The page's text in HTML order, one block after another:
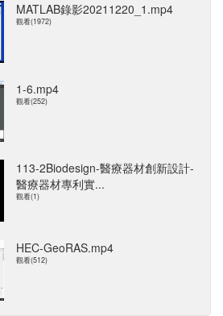
MATLAB錄影20211220_1.mp4
觀看(1972)
1-6.mp4
觀看(252)
113-2Biodesign-醫療器材創新設計-
醫療器材專利實...
觀看(1)
HEC-GeoRAS.mp4
觀看(512)